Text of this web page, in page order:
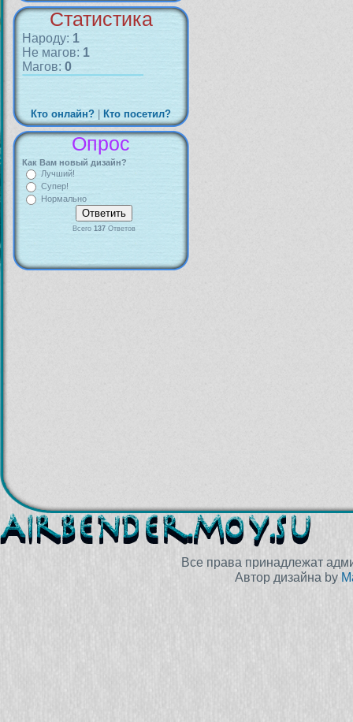
Статистика
Народу: 1
Не магов: 1
Магов: 0
Кто онлайн? Кто посетил?
Опрос
Как Вам новый дизайн?
Лучший!
Супер!
Нормально
Всего 137Ответов
Все права принадлежат
Автор дизайна by